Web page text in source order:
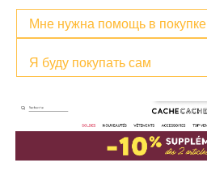
Я буду покупать сам
Мне нужна помощь в покупке